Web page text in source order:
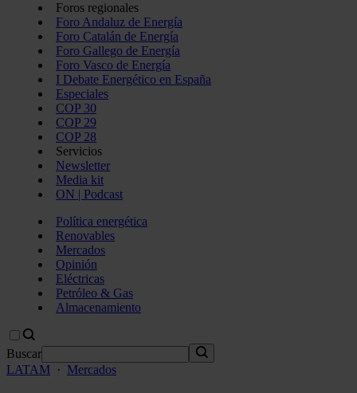
Foros regionales
Foro Andaluz de Energía
Foro Catalán de Energía
Foro Gallego de Energía
Foro Vasco de Energía
I Debate Energético en España
Especiales
COP 30
COP 29
COP 28
Servicios
Newsletter
Media kit
ON | Podcast
Política energética
Renovables
Mercados
Opinión
Eléctricas
Petróleo & Gas
Almacenamiento
Buscar
LATAM · Mercados